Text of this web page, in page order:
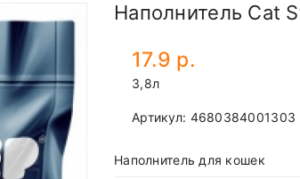
Наполнитель Cat
17.9 р.
3,8л
Артикул: 4680384001303
Наполнитель для кошек